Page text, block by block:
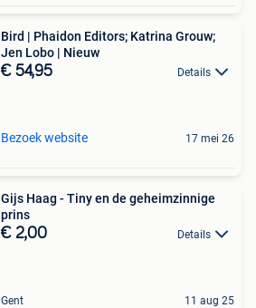
Bird | Phaidon Editors; Katrina Grouw;
Jen Lobo | Nieuw
€ 54,95 Details
Bezoek website 17 mei 26
Gijs Haag - Tiny en de geheimzinnige
prins
€ 2,00 Details
Gent 11 aug 25